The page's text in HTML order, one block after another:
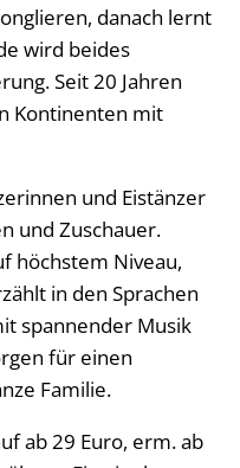
danach lernt
wird beides
Seit 20 Jahren
Kontinenten mit
und Eistänzer
und Zuschauer.
höchstem Niveau,
in den Sprachen
spannender Musik
für einen
Familie.
ab 29 Euro, erm. ab